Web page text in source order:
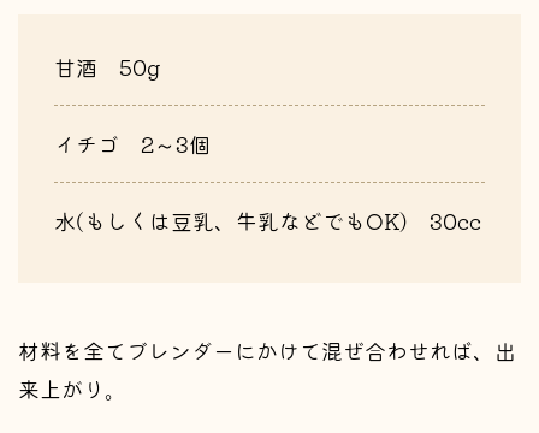
甘酒 50g
イチゴ 2～3個
水(もしくは豆乳、牛乳などでもOK) 30cc
材料を全てブレンダーにかけて混ぜ合わせれば、出
来上がり。